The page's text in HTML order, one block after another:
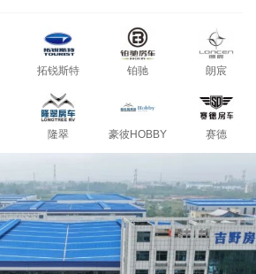
拓锐斯特 铂驰 朗宸
隆翠 豪彼HOBBY 赛德